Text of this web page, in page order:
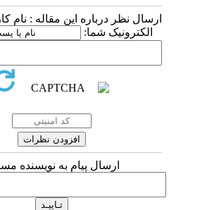
ارسال نظر درباره این مقاله : نام
الکترونیک شما:
ارسال پیام به نویسنده